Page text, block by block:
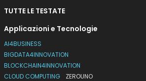
TUTTE LE TESTATE
Applicazioni e Tecnologie
AI4BUSINESS
BIGDATA4INNOVATION
BLOCKCHAIN4INNOVATION
CLOUD COMPUTING
ZEROUNO